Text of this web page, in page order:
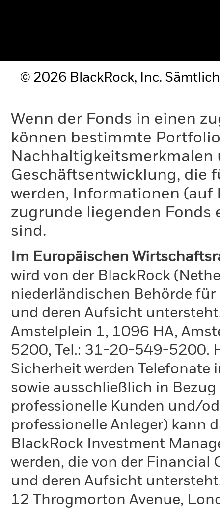
© 2026 BlackRock, Inc.
Wenn der Fonds in einen
können bestimmte
Nachhaltigkeitsmerkmalen
Geschäftsentwicklung, die
werden, Informationen
zugrunde liegenden Fonds
sind.
Im Europäischen
wird von der BlackRock
niederländischen Behörde
und deren Aufsicht
Amstelplein 1, 1096 HA,
5200, Tel.: 31-20-549-5200.
Sicherheit werden Telefonate
sowie ausschließlich in
professionelle Kunden und/
professionelle Anleger) kann
BlackRock Investment
werden, die von der Financial
und deren Aufsicht
12 Throgmorton Avenue,